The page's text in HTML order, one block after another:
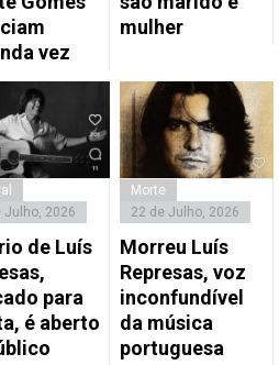
vez
mulher
Julho, 2026
de Luís
para
é aberto
Morte
22 de Julho, 2026
Morreu Luís
Represas, voz
inconfundível
da música
portuguesa